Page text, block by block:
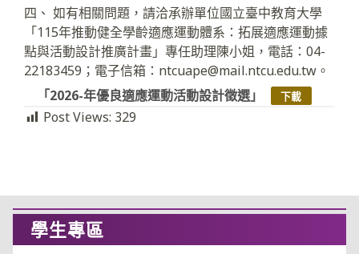
四、 如有相關問題，請洽承辦單位國立臺中教育大學
「115年推動健全學齡適應運動體系：拓展適應運動據
點與活動設計推廣計畫」專任助理陳小姐，電話：04-
22183459；電子信箱：ntcuape@mail.ntcu.edu.tw。
「2026-年優良適應運動活動設計徵選」
下載
Post Views: 329
學生專區